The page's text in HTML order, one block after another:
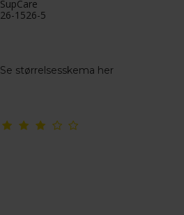
SupCare
26-1526-5
Se størrelsesskema her